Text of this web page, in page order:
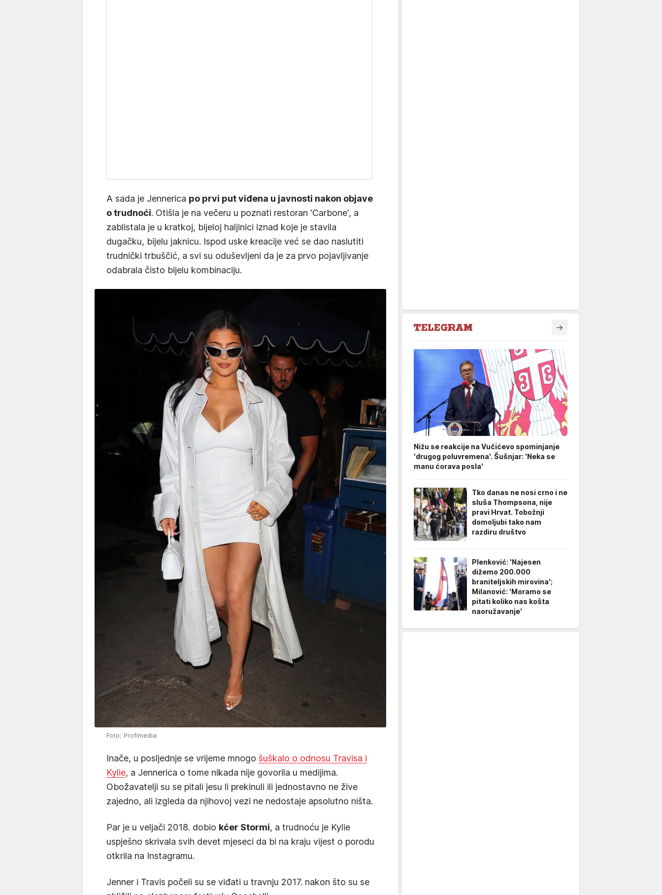
A sada je Jennerica po prvi put viđena u javnosti nakon objave
o trudnoći. Otišla je na večeru u poznati restoran 'Carbone', a
zablistala je u kratkoj, bijeloj haljinici iznad koje je stavila
dugačku, bijelu jaknicu. Ispod uske kreacije već se dao naslutiti
trudnički trbuščić, a svi su oduševljeni da je za prvo pojavljivanje
odabrala čisto bijelu kombinaciju.
Foto: Profimedia
Inače, u posljednje se vrijeme mnogo šuškalo o odnosu Travisa i
Kylie, a Jennerica o tome nikada nije govorila u medijima.
Obožavatelji su se pitali jesu li prekinuli ili jednostavno ne žive
zajedno, ali izgleda da njihovoj vezi ne nedostaje apsolutno ništa.
Par je u veljači 2018. dobio kćer Stormi, a trudnoću je Kylie
uspješno skrivala svih devet mjeseci da bi na kraju vijest o porodu
otkrila na Instagramu.
Jenner i Travis počeli su se viđati u travnju 2017. nakon što su se
Nižu se reakcije na Vučićevo spominjanje
'drugog poluvremena'. Šušnjar: 'Neka se
manu ćorava posla'
Tko danas ne nosi crno i ne
sluša Thompsona, nije
pravi Hrvat. Tobožnji
domoljubi tako nam
razdiru društvo
Plenković: 'Najesen
dižemo 200.000
braniteljskih mirovina';
Milanović: 'Moramo se
pitati koliko nas košta
naoružavanje'